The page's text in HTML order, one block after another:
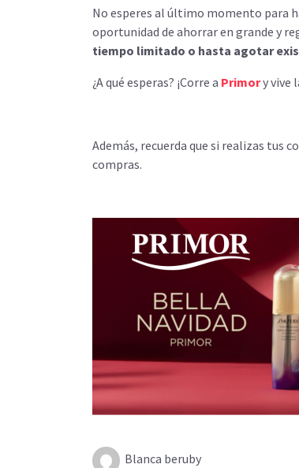
No esperes al último momento para
oportunidad de ahorrar en grande y
tiempo limitado o hasta agotar
¿A qué esperas? ¡Corre a Primory vive
Además, recuerda que si realizas tus
compras.
Blanca beruby